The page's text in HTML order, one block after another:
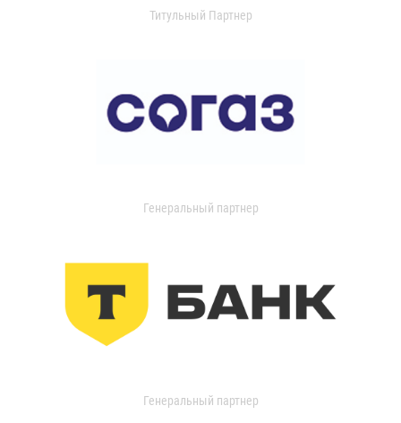
Титульный Партнер
Генеральный партнер
Генеральный партнер